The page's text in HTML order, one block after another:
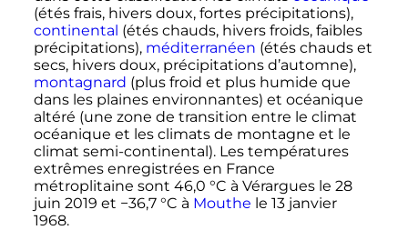
(étés frais, hivers doux, fortes précipitations),
continental (étés chauds, hivers froids, faibles
précipitations), méditerranéen (étés chauds et
secs, hivers doux, précipitations d’automne),
montagnard (plus froid et plus humide que
dans les plaines environnantes) et océanique
altéré (une zone de transition entre le climat
océanique et les climats de montagne et le
climat semi-continental). Les températures
extrêmes enregistrées en France
métroplitaine sont 46,0 °C à Vérargues le 28
juin 2019 et −36,7 °C à Mouthe le 13 janvier
1968.